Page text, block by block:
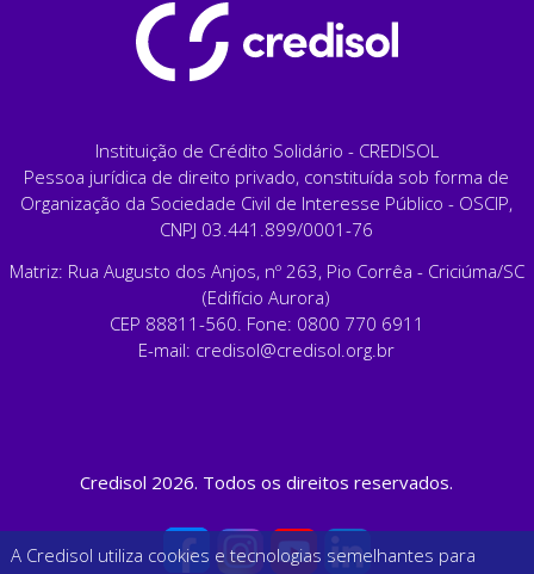
Instituição de Crédito Solidário - CREDISOL
Pessoa jurídica de direito privado, constituída sob forma de
Organização da Sociedade Civil de Interesse Público - OSCIP,
CNPJ 03.441.899/0001-76
Matriz: Rua Augusto dos Anjos, nº 263, Pio Corrêa - Criciúma/SC
(Edifício Aurora)
CEP 88811-560. Fone: 0800 770 6911
E-mail: credisol@credisol.org.br
Credisol 2026. Todos os direitos reservados.
A Credisol utiliza cookies e tecnologias semelhantes para